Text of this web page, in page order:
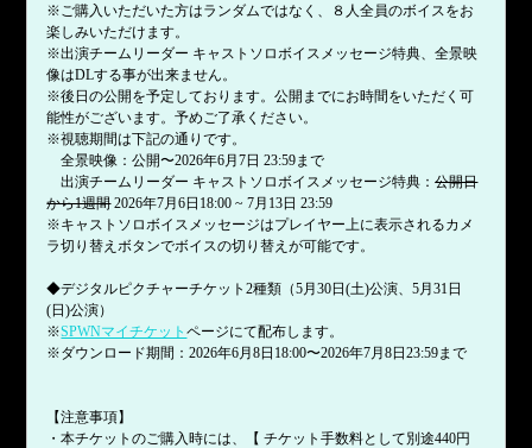
※ご購入いただいた方はランダムではなく、８人全員のボイスをお
楽しみいただけます。
※出演チームリーダー キャストソロボイスメッセージ特典、全景映
像はDLする事が出来ません。
※後日の公開を予定しております。公開までにお時間をいただく可
能性がございます。予めご了承ください。
※視聴期間は下記の通りです。
全景映像：公開〜2026年6月7日 23:59まで
出演チームリーダー キャストソロボイスメッセージ特典：公開日
から1週間2026年7月6日18:00 ~ 7月13日 23:59
※キャストソロボイスメッセージはプレイヤー上に表示されるカメ
ラ切り替えボタンでボイスの切り替えが可能です。
◆デジタルピクチャーチケット2種類（5月30日(土)公演、5月31日
(日)公演）
※SPWNマイチケットページにて配布します。
※ダウンロード期間：2026年6月8日18:00〜2026年7月8日23:59まで
【注意事項】
・本チケットのご購入時には、【 チケット手数料として別途440円